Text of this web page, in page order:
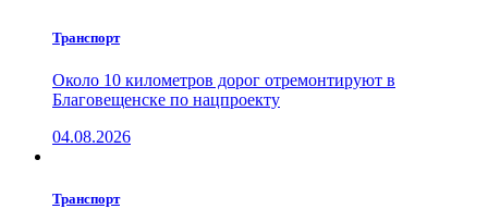
Транспорт
Около 10 километров дорог отремонтируют в
Благовещенске по нацпроекту
04.08.2026
Транспорт